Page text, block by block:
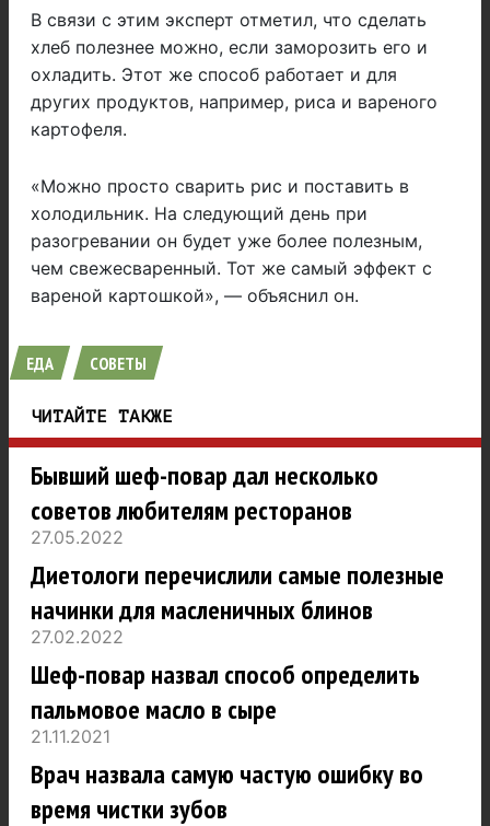
В связи с этим эксперт отметил, что сделать
хлеб полезнее можно, если заморозить его и
охладить. Этот же способ работает и для
других продуктов, например, риса и вареного
картофеля.
«Можно просто сварить рис и поставить в
холодильник. На следующий день при
разогревании он будет уже более полезным,
чем свежесваренный. Тот же самый эффект с
вареной картошкой», — объяснил он.
ЕДА СОВЕТЫ
ЧИТАЙТЕ ТАКЖЕ
Бывший шеф-повар дал несколько
советов любителям ресторанов
27.05.2022
Диетологи перечислили самые полезные
начинки для масленичных блинов
27.02.2022
Шеф-повар назвал способ определить
пальмовое масло в сыре
21.11.2021
Врач назвала самую частую ошибку во
время чистки зубов